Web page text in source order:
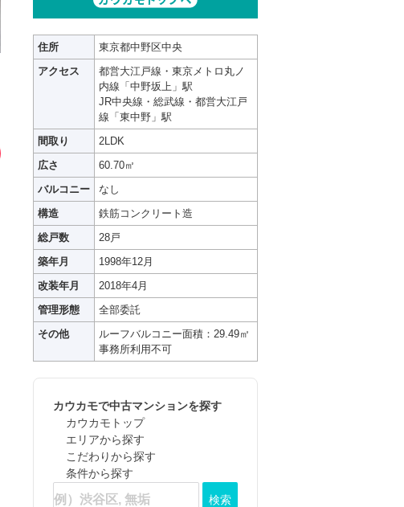
住所
東京都中野区中央
アクセス
都営大江戸線・東京メトロ丸ノ
内線「中野坂上」駅
JR中央線・総武線・都営大江戸
線「東中野」駅
間取り
2LDK
広さ
60.70㎡
バルコニー
なし
構造
鉄筋コンクリート造
総戸数
28戸
築年月
1998年12月
改装年月
2018年4月
管理形態
全部委託
その他
ルーフバルコニー面積：29.49㎡
事務所利用不可
カウカモで中古マンションを探す
カウカモトップ
エリアから探す
こだわりから探す
条件から探す
検索